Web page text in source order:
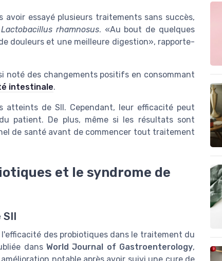
avoir essayé plusieurs traitements sans succès,
Lactobacillus rhamnosus. «Au bout de quelques
douleurs et une meilleure digestion», rapporte-
des changements positifs en consommant
intestinale.
atteints de SII. Cependant, leur efficacité peut
patient. De plus, même si les résultats sont
de santé avant de commencer tout traitement
et le syndrome de
des probiotiques dans le traitement du
dansWorld Journal of Gastroenterology,